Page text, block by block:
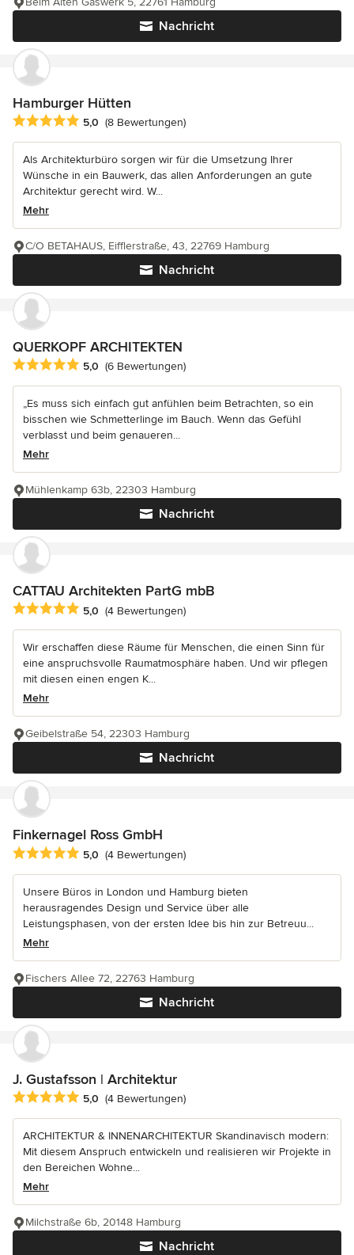
Nachricht
Hamburger Hütten
Durchschnittliche Bewertung: 5 von 5 Sternen
5,0 (8 Bewertungen)
Als Architekturbüro sorgen wir für die Umsetzung Ihrer
Wünsche in ein Bauwerk, das allen Anforderungen an gute
Architektur gerecht wird. W...
Mehr
Nachricht
C/O BETAHAUS, Eifflerstraße, 43, 22769 Hamburg
QUERKOPF ARCHITEKTEN
Durchschnittliche Bewertung: 5 von 5 Sternen
5,0 (6 Bewertungen)
„Es muss sich einfach gut anfühlen beim Betrachten, so ein
bisschen wie Schmetterlinge im Bauch. Wenn das Gefühl
verblasst und beim genaueren...
Mehr
Nachricht
Mühlenkamp 63b, 22303 Hamburg
CATTAU Architekten PartG mbB
Durchschnittliche Bewertung: 5 von 5 Sternen
5,0 (4 Bewertungen)
Wir erschaffen diese Räume für Menschen, die einen Sinn für
eine anspruchsvolle Raumatmosphäre haben. Und wir pflegen
mit diesen einen engen K...
Mehr
Nachricht
Geibelstraße 54, 22303 Hamburg
Finkernagel Ross GmbH
Durchschnittliche Bewertung: 5 von 5 Sternen
5,0 (4 Bewertungen)
Unsere Büros in London und Hamburg bieten
herausragendes Design und Service über alle
Leistungsphasen, von der ersten Idee bis hin zur Betreuu...
Mehr
Nachricht
Fischers Allee 72, 22763 Hamburg
J. Gustafsson | Architektur
Durchschnittliche Bewertung: 5 von 5 Sternen
5,0 (4 Bewertungen)
ARCHITEKTUR & INNENARCHITEKTUR Skandinavisch modern:
Mit diesem Anspruch entwickeln und realisieren wir Projekte in
den Bereichen Wohne...
Mehr
Nachricht
Milchstraße 6b, 20148 Hamburg